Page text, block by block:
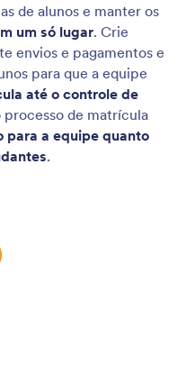
de alunos e manter os
um só lugar. Crie
envios e pagamentos e
para que a equipe
até o controle de
de matrícula
para a equipe quanto
.